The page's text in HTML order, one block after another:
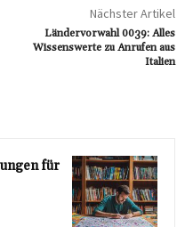
Nächster Artikel
Ländervorwahl 0039: Alles
Wissenswerte zu Anrufen aus
Italien
für